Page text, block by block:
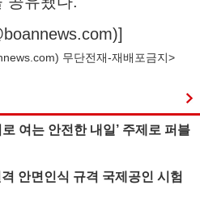
)]
) 무단전재-재배포금지>
여는 안전한 내일’ 주제로 퍼블
안면인식 규격 국제공인 시험